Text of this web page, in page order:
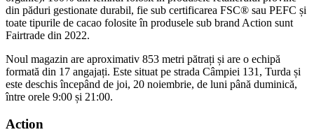
din păduri gestionate durabil, fie sub certificarea FSC® sau PEFC și
toate tipurile de cacao folosite în produsele sub brand Action sunt
Fairtrade din 2022.
Noul magazin are aproximativ 853 metri pătrați și are o echipă
formată din 17 angajați. Este situat pe strada Câmpiei 131, Turda și
este deschis începând de joi, 20 noiembrie, de luni până duminică,
între orele 9:00 și 21:00.
Action